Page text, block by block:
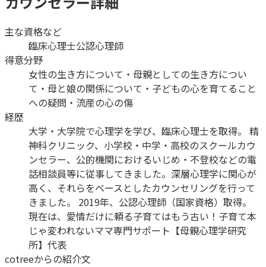
主な資格など
臨床心理士公認心理師
得意分野
女性の生き方について・母親としての生き方につい
て・母と娘の関係について・子どもの心を育てること
への疑問・流産の心の傷
経歴
大学・大学院で心理学を学び、臨床心理士を取得。 精
神科クリニック、小学校・中学・高校のスクールカウ
ンセラー、公的機関におけるいじめ・不登校などの電
話相談員等に従事してきました。深層心理学に関心が
高く、それらをベースとしたカウンセリングを行って
きました。 2019年、公認心理師（国家資格）取得。
現在は、愛情だけに頼る子育てはもう古い！子育て本
じゃ変われないママ専門サポート【母親心理学研究
所】代表
cotreeからの紹介文